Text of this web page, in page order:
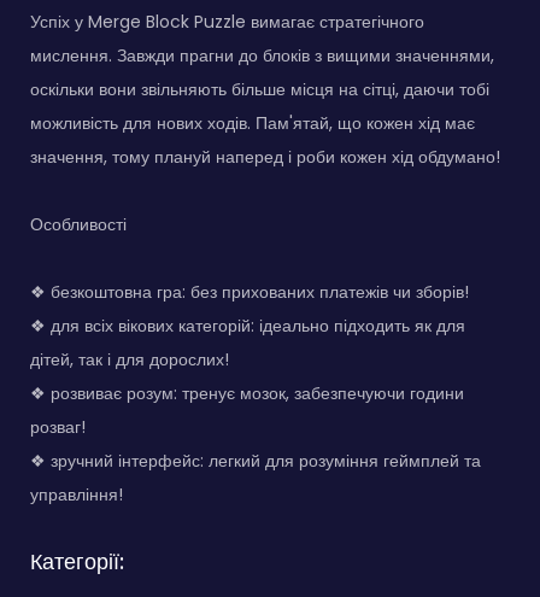
Успіх у Merge Block Puzzle вимагає стратегічного
мислення. Завжди прагни до блоків з вищими значеннями,
оскільки вони звільняють більше місця на сітці, даючи тобі
можливість для нових ходів. Пам'ятай, що кожен хід має
значення, тому плануй наперед і роби кожен хід обдумано!
Особливості
❖ безкоштовна гра: без прихованих платежів чи зборів!
❖ для всіх вікових категорій: ідеально підходить як для
дітей, так і для дорослих!
❖ розвиває розум: тренує мозок, забезпечуючи години
розваг!
❖ зручний інтерфейс: легкий для розуміння геймплей та
управління!
Категорії: